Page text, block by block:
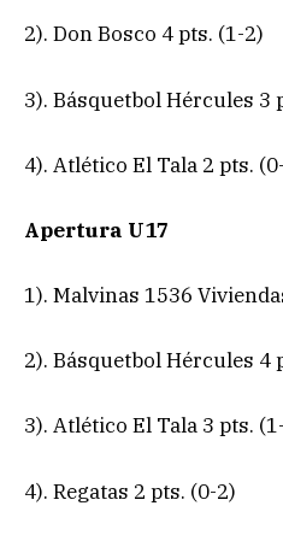
2). Don Bosco 4 pts. (1-2)
3). Básquetbol Hércules 3
4). Atlético El Tala 2 pts.
Apertura U17
1). Malvinas 1536
2). Básquetbol Hércules 4
3). Atlético El Tala 3 pts.
4). Regatas 2 pts. (0-2)